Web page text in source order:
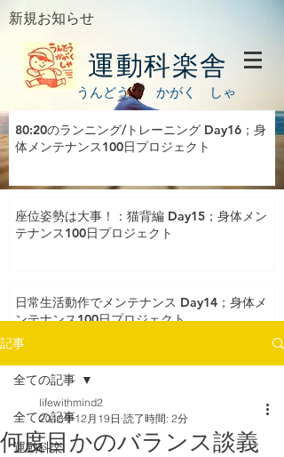
新規お知らせ
運動科楽舎
うんどう かがく しゃ
80:20のランニング/トレーニング Day16；身
体メンテナンス100日プロジェクト
座位姿勢は大事！：猫背編 Day15；身体メン
テナンス100日プロジェクト
日常生活動作でメンテナンス Day14；身体メ
ンテナンス100日プロジェクト
記事
全ての記事
運動科楽
全ての記事
何度目かのバランス談義
lifewithmind2
2018年12月19日 読了時間: 2分